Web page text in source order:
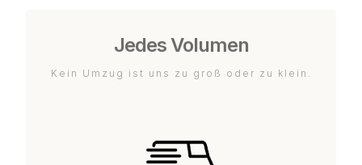
Jedes Volumen
Kein Umzug ist uns zu groß oder zu klein.